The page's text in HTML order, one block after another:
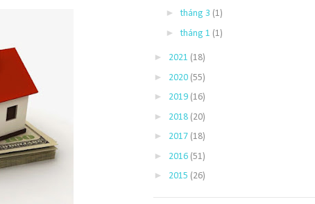
►tháng 3 (1)
►tháng 1 (1)
► 2021 (18)
► 2020 (55)
► 2019 (16)
► 2018 (20)
► 2017 (18)
► 2016 (51)
► 2015 (26)